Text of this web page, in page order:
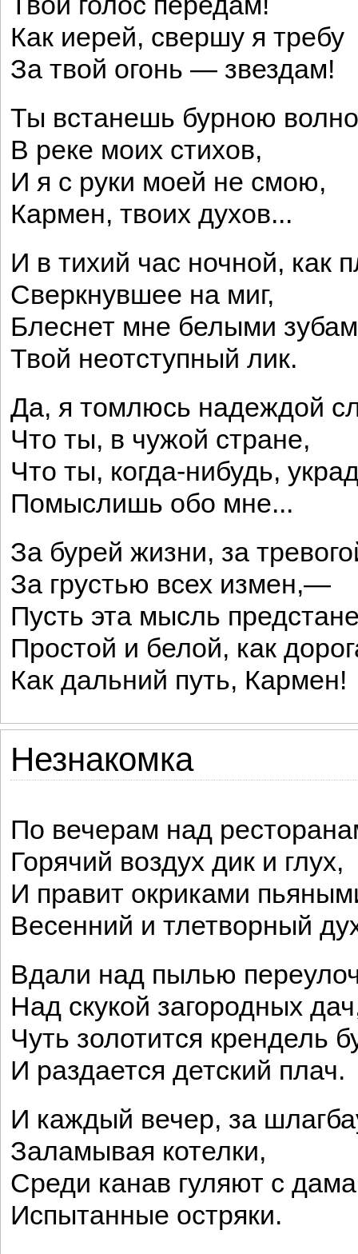
Как иерей, свершу я требу
За твой огонь — звездам!
Ты встанешь бурною
В реке моих стихов,
И я с руки моей не смою,
Кармен, твоих духов...
И в тихий час ночной, как
Сверкнувшее на миг,
Блеснет мне белыми
Твой неотступный лик.
Да, я томлюсь надеждой
Что ты, в чужой стране,
Что ты, когда-нибудь,
Помыслишь обо мне...
За бурей жизни, за
За грустью всех измен,—
Пусть эта мысль
Простой и белой, как
Как дальний путь, Кармен!
Незнакомка
По вечерам над
Горячий воздух дик и глух,
И правит окриками
Весенний и тлетворный
Вдали над пылью
Над скукой загородных
Чуть золотится крендель
И раздается детский плач.
И каждый вечер, за
Заламывая котелки,
Среди канав гуляют с
Испытанные остряки.